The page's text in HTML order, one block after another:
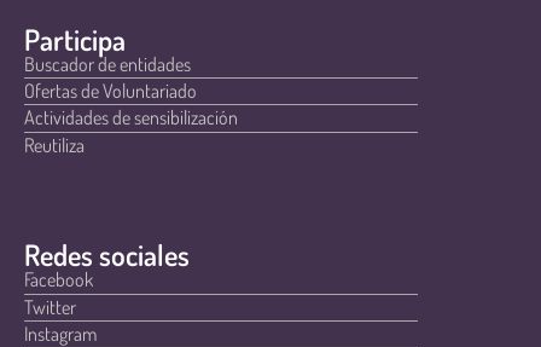
Participa
Buscador de entidades
Ofertas de Voluntariado
Actividades de sensibilización
Reutiliza
Redes sociales
Facebook
Twitter
Instagram